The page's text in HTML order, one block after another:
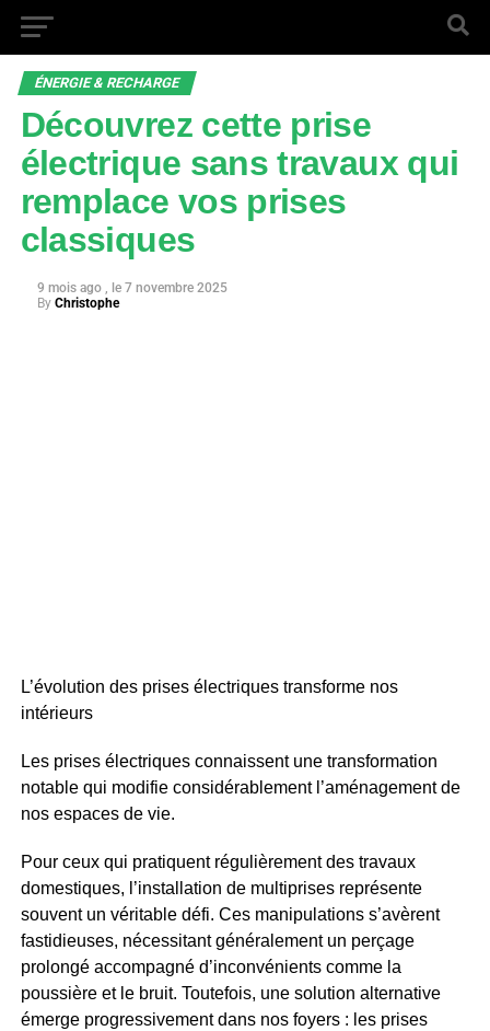
ÉNERGIE & RECHARGE
Découvrez cette prise
électrique sans travaux qui
remplace vos prises
classiques
9 mois ago
7 novembre 2025
By Christophe
L’évolution des prises électriques transforme nos
intérieurs
Les prises électriques connaissent une transformation
notable qui modifie considérablement l’aménagement de
nos espaces de vie.
Pour ceux qui pratiquent régulièrement des travaux
domestiques, l’installation de multiprises représente
souvent un véritable défi. Ces manipulations s’avèrent
fastidieuses, nécessitant généralement un perçage
prolongé accompagné d’inconvénients comme la
poussière et le bruit. Toutefois, une solution alternative
émerge progressivement dans nos foyers : les prises